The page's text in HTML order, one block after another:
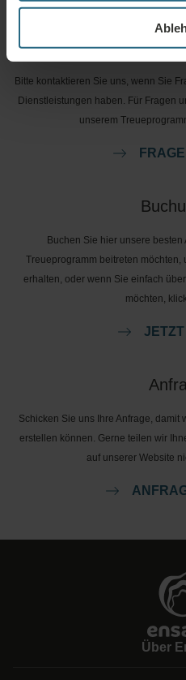
Bitte kontaktieren Sie uns, wenn Sie
Dienstleistungen haben. Für Fragen
unserem
Buchen Sie hier unsere
Treueprogramm beitreten möchten,
erhalten, oder wenn Sie einfach
möchten,
Schicken Sie uns Ihre Anfrage, damit
erstellen können. Gerne teilen wir
auf unserer Website
Über